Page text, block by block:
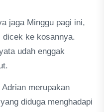
jaga Minggu pagi ini,
dicek ke kosannya.
udah enggak
merupakan
diduga menghadapi